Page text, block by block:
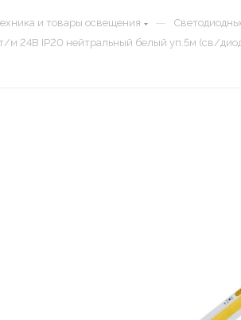
и товары освещения —
м 24В IP20 нейтральный белый уп.5м (св/